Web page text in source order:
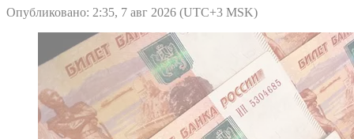
Опубликовано: 2:35, 7 авг 2026 (UTC+3 MSK)